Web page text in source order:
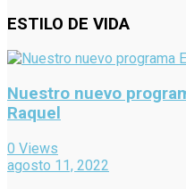
ESTILO DE VIDA
Nuestro nuevo
Raquel
0 Views
agosto 11, 2022